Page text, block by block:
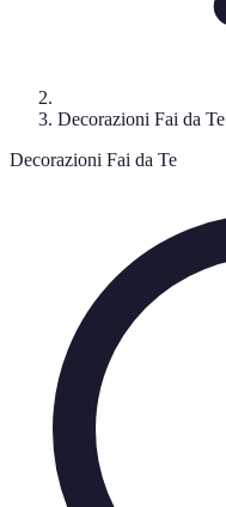
Decorazioni Fai da Te
Decorazioni Fai da Te